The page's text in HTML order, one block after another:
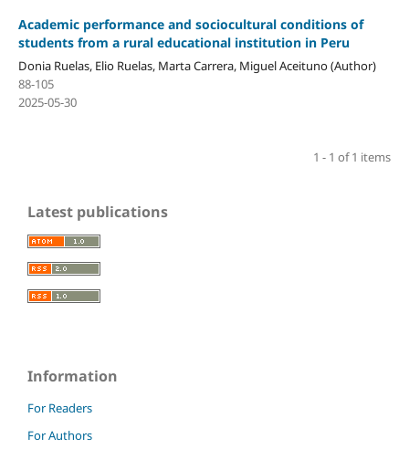
Academic performance and sociocultural conditions of
students from a rural educational institution in Peru
Donia Ruelas, Elio Ruelas, Marta Carrera, Miguel Aceituno (Author)
88-105
2025-05-30
1 - 1 of 1 items
Latest publications
Information
For Readers
For Authors